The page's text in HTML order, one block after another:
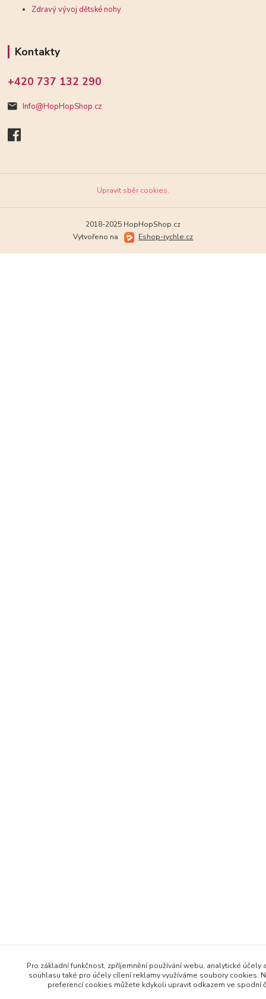
Zdravý vývoj dětské nohy
Kontakty
+420 737 132 290
Info@HopHopShop.cz
Upravit sběr cookies.
2018-2025 HopHopShop.cz
Vytvořeno na
Eshop-rychle.cz
Pro základní funkčnost, zpříjemnění používání webu, analytické účely
souhlasu také pro účely cílení reklamy využíváme soubory cookies.
preferencí cookies můžete kdykoli upravit odkazem ve spodní